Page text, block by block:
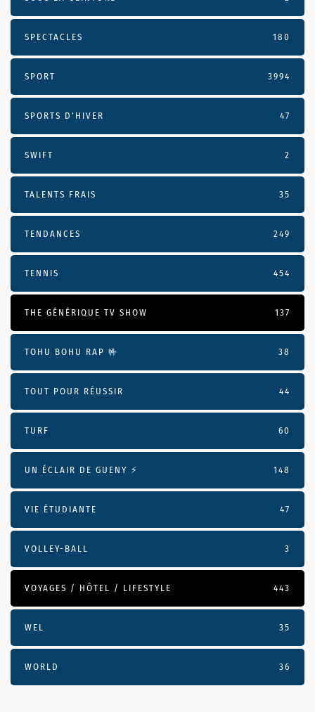
SPECTACLES 180
SPORT 3994
SPORTS D'HIVER 47
SWIFT 2
TALENTS FRAIS 35
TENDANCES 249
TENNIS 454
THE GÉNÉRIQUE TV SHOW 137
TOHU BOHU RAP 🤟 38
TOUT POUR RÉUSSIR 44
TURF 60
UN ÉCLAIR DE GUENY ⚡️ 148
VIE ÉTUDIANTE 47
VOLLEY-BALL 3
VOYAGES / HÔTEL / LIFESTYLE 443
WEL 35
WORLD 36